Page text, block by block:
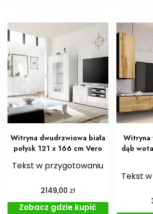
Witryna dwudrzwiowa biała
połysk 121 x 166 cm Vero
Tekst w przygotowaniu
2149,00 zł
Zobacz gdzie kupić
Witryna
dąb
Tekst